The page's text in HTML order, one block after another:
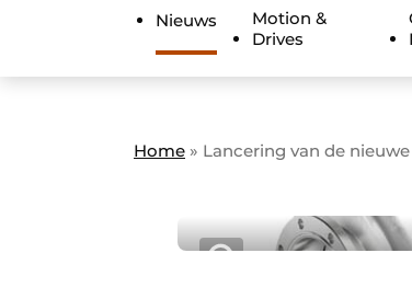
Contact
Direct contact
Evenement aanmelden
Meest gelezen
Nieuws
Motion &
Drives
Home » Lancering van de